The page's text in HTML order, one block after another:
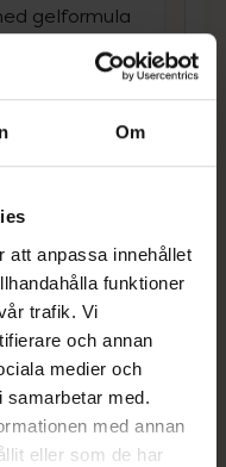
Om
att anpassa innehållet
funktioner
trafik. Vi
och annan
medier och
samarbetar med.
med annan
eller som de har
gelformula
kr
416 kr
är en gelliknande
hjälper till att ta